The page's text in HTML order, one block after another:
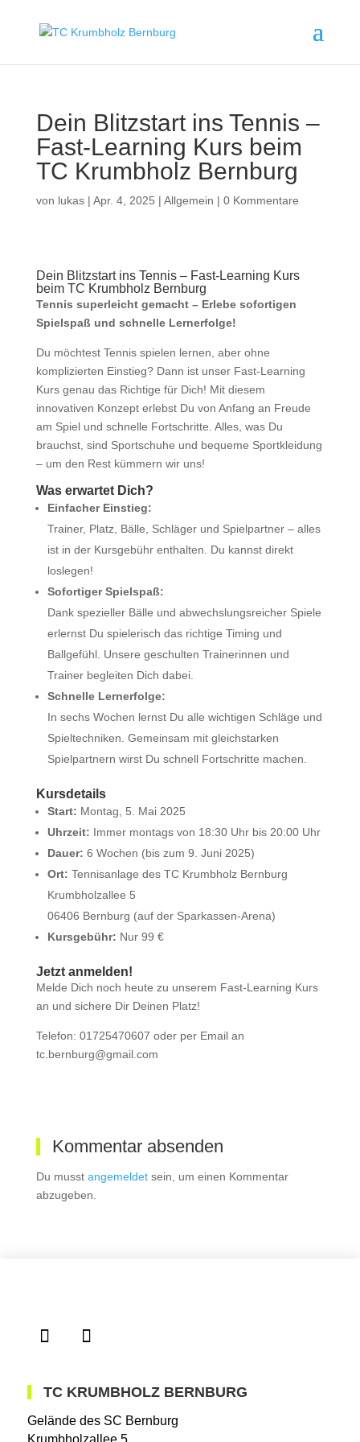
Dein Blitzstart ins Tennis –
Fast-Learning Kurs beim
TC Krumbholz Bernburg
von lukas| Apr. 4, 2025 | Allgemein | 0 Kommentare
Dein Blitzstart ins Tennis – Fast-Learning Kurs
beim TC Krumbholz Bernburg
Tennis superleicht gemacht – Erlebe sofortigen
Spielspaß und schnelle Lernerfolge!
Du möchtest Tennis spielen lernen, aber ohne
komplizierten Einstieg? Dann ist unser Fast-Learning
Kurs genau das Richtige für Dich! Mit diesem
innovativen Konzept erlebst Du von Anfang an Freude
am Spiel und schnelle Fortschritte. Alles, was Du
brauchst, sind Sportschuhe und bequeme Sportkleidung
– um den Rest kümmern wir uns!
Was erwartet Dich?
Einfacher Einstieg:
Trainer, Platz, Bälle, Schläger und Spielpartner – alles
ist in der Kursgebühr enthalten. Du kannst direkt
loslegen!
Sofortiger Spielspaß:
Dank spezieller Bälle und abwechslungsreicher Spiele
erlernst Du spielerisch das richtige Timing und
Ballgefühl. Unsere geschulten Trainerinnen und
Trainer begleiten Dich dabei.
Schnelle Lernerfolge:
In sechs Wochen lernst Du alle wichtigen Schläge und
Spieltechniken. Gemeinsam mit gleichstarken
Spielpartnern wirst Du schnell Fortschritte machen.
Kursdetails
Start: Montag, 5. Mai 2025
Uhrzeit: Immer montags von 18:30 Uhr bis 20:00 Uhr
Dauer: 6 Wochen (bis zum 9. Juni 2025)
Ort: Tennisanlage des TC Krumbholz Bernburg
Krumbholzallee 5
06406 Bernburg (auf der Sparkassen-Arena)
Kursgebühr: Nur 99 €
Jetzt anmelden!
Melde Dich noch heute zu unserem Fast-Learning Kurs
an und sichere Dir Deinen Platz!
Telefon: 01725470607 oder per Email an
tc.bernburg@gmail.com
Kommentar absenden
Du musst angemeldetsein, um einen Kommentar
abzugeben.
TC KRUMBHOLZ BERNBURG
Gelände des SC Bernburg
Krumbholzallee 5